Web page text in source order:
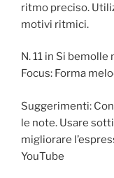
ritmo preciso.
motivi ritmici.
N. 11 in Si bemolle
Focus: Forma
Suggerimenti:
le note. Usare
migliorare
YouTube